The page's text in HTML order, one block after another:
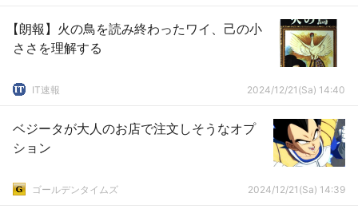
【朗報】火の鳥を読み終わったワイ、己の小
ささを理解する
IT速報 2024/12/21(Sa) 14:40
ベジータが大人のお店で注文しそうなオプ
ション
ゴールデンタイムズ 2024/12/21(Sa) 14:39